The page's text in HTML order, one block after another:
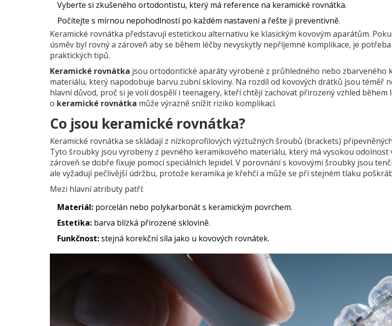
Vyberte si zkušeného ortodontistu, který má reference na keramické rovnátka.
Počítejte s mírnou nepohodlností po každém nastavení a řešte ji preventivně.
Keramické rovnátka představují estetickou alternativu ke klasickým kovovým aparátům.
úsměv byl rovný a zároveň aby se během léčby nevyskytly nepříjemné komplikace, je
praktických tipů.
Keramické rovnátka jsou ortodontické aparáty vyrobené z průhledného nebo zbarveného
materiálu, který napodobuje barvu zubní skloviny. Na rozdíl od kovových drátků jsou téměř
hlavní důvod, proč si je volí dospělí i teenagery, kteří chtějí zachovat přirozený vzhled během
o keramické rovnátka může výrazně snížit riziko komplikací.
Co jsou keramické rovnátka?
Keramické rovnátka se skládají z nízkoprofilových výztužných šroubů (brackets)
Tyto šroubky jsou vyrobeny z pevného keramikového materiálu, který má vysokou odolnost
zároveň se dobře fixuje pomocí speciálních lepidel. V porovnání s kovovými šroubky jsou
ale vyžadují pečlivější údržbu, protože keramika je křehčí a může se při stejném tlaku
Mezi hlavní atributy patří:
Materiál: porcelán nebo polykarbonát s keramickým povrchem.
Estetika: barva blízká přirozené sklovině.
Funkčnost:stejná korekční síla jako u kovových rovnátek.